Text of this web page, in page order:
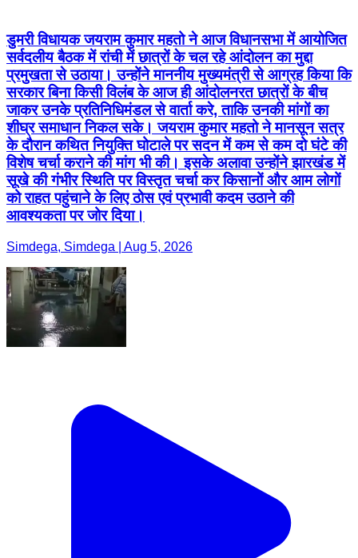
डुमरी विधायक जयराम कुमार महतो ने आज विधानसभा में आयोजित
सर्वदलीय बैठक में रांची में छात्रों के चल रहे आंदोलन का मुद्दा
प्रमुखता से उठाया। उन्होंने माननीय मुख्यमंत्री से आग्रह किया कि
सरकार बिना किसी विलंब के आज ही आंदोलनरत छात्रों के बीच
जाकर उनके प्रतिनिधिमंडल से वार्ता करे, ताकि उनकी मांगों का
शीघ्र समाधान निकल सके। जयराम कुमार महतो ने मानसून सत्र
के दौरान कथित नियुक्ति घोटाले पर सदन में कम से कम दो घंटे की
विशेष चर्चा कराने की मांग भी की। इसके अलावा उन्होंने झारखंड में
सूखे की गंभीर स्थिति पर विस्तृत चर्चा कर किसानों और आम लोगों
को राहत पहुंचाने के लिए ठोस एवं प्रभावी कदम उठाने की
आवश्यकता पर जोर दिया।
Simdega, Simdega | Aug 5, 2026